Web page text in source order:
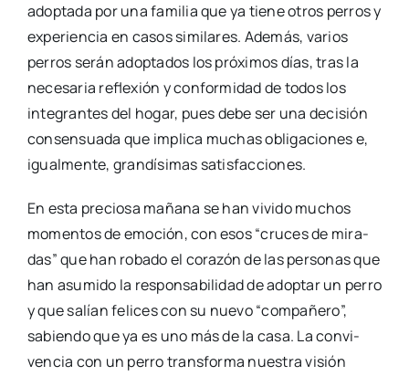
adop­ta­da por una fami­lia que ya tie­ne otros perros y
expe­rien­cia en casos simi­la­res. Ade­más, varios
perros serán adop­ta­dos los pró­xi­mos días, tras la
nece­sa­ria refle­xión y con­for­mi­dad de todos los
inte­gran­tes del hogar, pues debe ser una deci­sión
con­sen­sua­da que impli­ca muchas obli­ga­cio­nes e,
igual­men­te, gran­dí­si­mas satis­fac­cio­nes.
En esta pre­cio­sa maña­na se han vivi­do muchos
momen­tos de emo­ción, con esos “cru­ces de mira­
das” que han roba­do el cora­zón de las per­so­nas que
han asu­mi­do la res­pon­sa­bi­li­dad de adop­tar un perro
y que salían feli­ces con su nue­vo “com­pa­ñe­ro”,
sabien­do que ya es uno más de la casa. La con­vi­
ven­cia con un perro trans­for­ma nues­tra visión